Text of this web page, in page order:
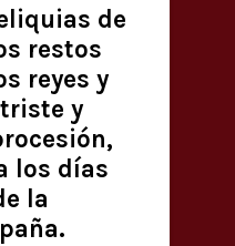
de
restos
reyes y
y
los días
la